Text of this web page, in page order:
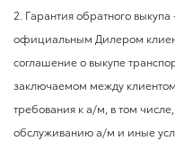
2. Гарантия обратного
официальным Дилером
соглашение о выкупе
заключаемом между
требования к а/м, в том
обслуживанию а/м и иные